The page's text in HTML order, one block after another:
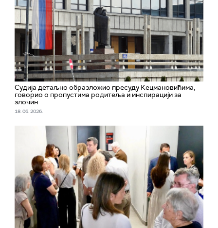
Судија детаљно образложио пресуду Кецмановићима,
говорио о пропустима родитеља и инспирацији за
злочин
18. 06. 2026.